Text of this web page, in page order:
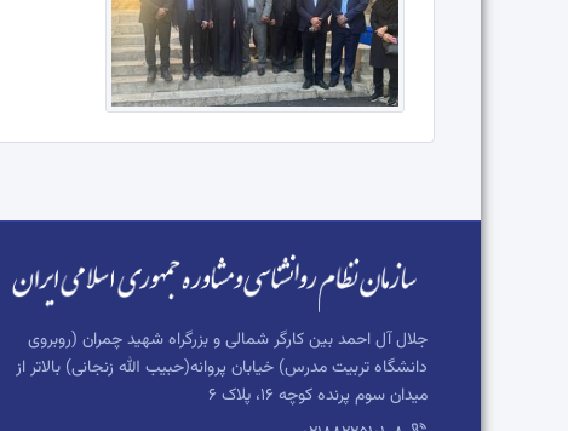
جلال آل احمد بین کارگر شمالی و بزرگراه شهید چمران (روبروی
دانشگاه تربیت مدرس) خیابان پروانه(حبیب الله زنجانی) بالاتر از
میدان سوم پرنده کوچه 16، پلاک 6